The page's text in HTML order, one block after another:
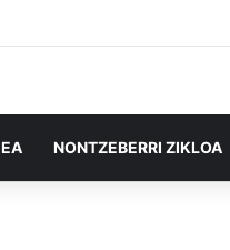
NONTZEBERRI ZIKLOA